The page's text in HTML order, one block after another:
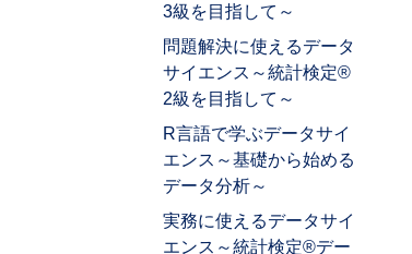
3級を目指して～
問題解決に使えるデータ
サイエンス～統計検定®
2級を目指して～
R言語で学ぶデータサイ
エンス～基礎から始める
データ分析～
実務に使えるデータサイ
エンス～統計検定®デー